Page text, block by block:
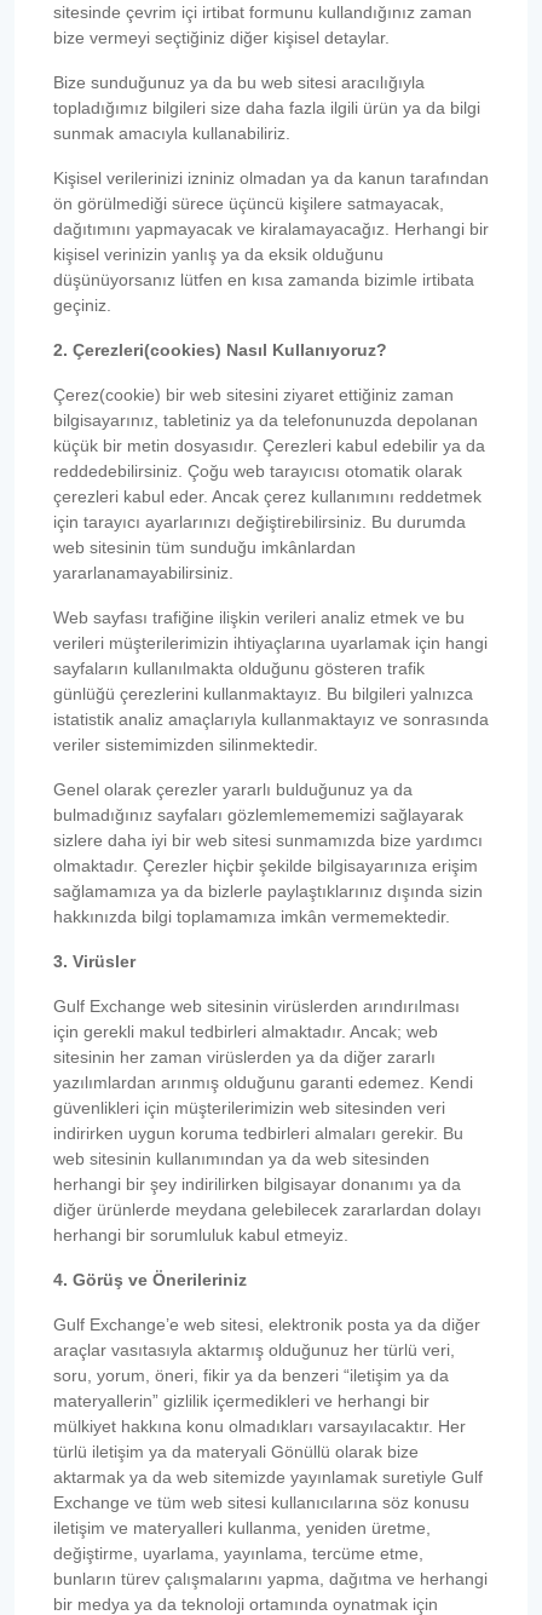
sitesinde çevrim içi irtibat formunu kullandığınız zaman
bize vermeyi seçtiğiniz diğer kişisel detaylar.
Bize sunduğunuz ya da bu web sitesi aracılığıyla
topladığımız bilgileri size daha fazla ilgili ürün ya da bilgi
sunmak amacıyla kullanabiliriz.
Kişisel verilerinizi izniniz olmadan ya da kanun tarafından
ön görülmediği sürece üçüncü kişilere satmayacak,
dağıtımını yapmayacak ve kiralamayacağız. Herhangi bir
kişisel verinizin yanlış ya da eksik olduğunu
düşünüyorsanız lütfen en kısa zamanda bizimle irtibata
geçiniz.
2. Çerezleri(cookies) Nasıl Kullanıyoruz?
Çerez(cookie) bir web sitesini ziyaret ettiğiniz zaman
bilgisayarınız, tabletiniz ya da telefonunuzda depolanan
küçük bir metin dosyasıdır. Çerezleri kabul edebilir ya da
reddedebilirsiniz. Çoğu web tarayıcısı otomatik olarak
çerezleri kabul eder. Ancak çerez kullanımını reddetmek
için tarayıcı ayarlarınızı değiştirebilirsiniz. Bu durumda
web sitesinin tüm sunduğu imkânlardan
yararlanamayabilirsiniz.
Web sayfası trafiğine ilişkin verileri analiz etmek ve bu
verileri müşterilerimizin ihtiyaçlarına uyarlamak için hangi
sayfaların kullanılmakta olduğunu gösteren trafik
günlüğü çerezlerini kullanmaktayız. Bu bilgileri yalnızca
istatistik analiz amaçlarıyla kullanmaktayız ve sonrasında
veriler sistemimizden silinmektedir.
Genel olarak çerezler yararlı bulduğunuz ya da
bulmadığınız sayfaları gözlemlemememizi sağlayarak
sizlere daha iyi bir web sitesi sunmamızda bize yardımcı
olmaktadır. Çerezler hiçbir şekilde bilgisayarınıza erişim
sağlamamıza ya da bizlerle paylaştıklarınız dışında sizin
hakkınızda bilgi toplamamıza imkân vermemektedir.
3. Virüsler
Gulf Exchange web sitesinin virüslerden arındırılması
için gerekli makul tedbirleri almaktadır. Ancak; web
sitesinin her zaman virüslerden ya da diğer zararlı
yazılımlardan arınmış olduğunu garanti edemez. Kendi
güvenlikleri için müşterilerimizin web sitesinden veri
indirirken uygun koruma tedbirleri almaları gerekir. Bu
web sitesinin kullanımından ya da web sitesinden
herhangi bir şey indirilirken bilgisayar donanımı ya da
diğer ürünlerde meydana gelebilecek zararlardan dolayı
herhangi bir sorumluluk kabul etmeyiz.
4. Görüş ve Önerileriniz
Gulf Exchange’e web sitesi, elektronik posta ya da diğer
araçlar vasıtasıyla aktarmış olduğunuz her türlü veri,
soru, yorum, öneri, fikir ya da benzeri “iletişim ya da
materyallerin” gizlilik içermedikleri ve herhangi bir
mülkiyet hakkına konu olmadıkları varsayılacaktır. Her
türlü iletişim ya da materyali Gönüllü olarak bize
aktarmak ya da web sitemizde yayınlamak suretiyle Gulf
Exchange ve tüm web sitesi kullanıcılarına söz konusu
iletişim ve materyalleri kullanma, yeniden üretme,
değiştirme, uyarlama, yayınlama, tercüme etme,
bunların türev çalışmalarını yapma, dağıtma ve herhangi
bir medya ya da teknoloji ortamında oynatmak için